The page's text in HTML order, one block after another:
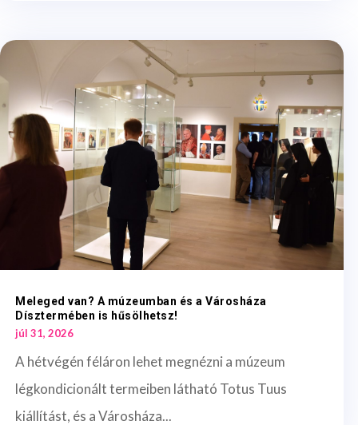
Meleged van? A múzeumban és a Városháza
Dísztermében is hűsölhetsz!
júl 31, 2026
A hétvégén féláron lehet megnézni a múzeum
légkondicionált termeiben látható Totus Tuus
kiállítást, és a Városháza...